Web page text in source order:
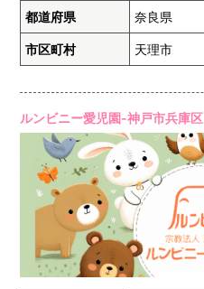
都道府県 奈良県
市区町村 天理市
ルンビニー愛児園-神戸市兵庫区